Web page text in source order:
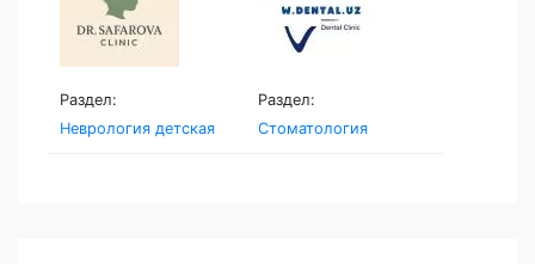
Раздел:
Неврология детская
Раздел:
Стоматология